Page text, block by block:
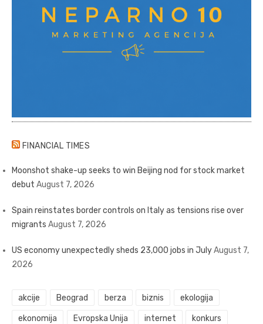
FINANCIAL TIMES
Moonshot shake-up seeks to win Beijing nod for stock market
debut August 7, 2026
Spain reinstates border controls on Italy as tensions rise over
migrants August 7, 2026
US economy unexpectedly sheds 23,000 jobs in JulyAugust 7,
2026
akcije Beograd berza biznis ekologija
ekonomija Evropska Unija internet konkurs